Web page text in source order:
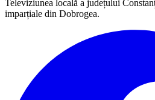
Televiziunea locală a județului
imparțiale din Dobrogea.